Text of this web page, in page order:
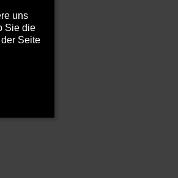
uns
Sie die
Seite